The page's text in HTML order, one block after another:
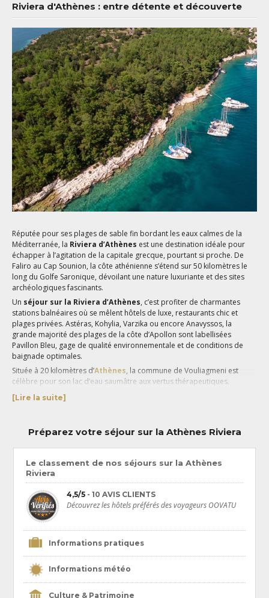
Riviera d'Athènes : entre détente et découverte
Réputée pour ses plages de sable fin bordant les eaux calmes de la
Méditerranée, la Riviera d’Athènes est une destination idéale pour
échapper à l’agitation de la capitale grecque, pourtant si proche. De
Faliro au Cap Sounion, la côte athénienne s’étend sur 50 kilomètres le
long du Golfe Saronique, dévoilant une nature luxuriante et des sites
archéologiques fascinants.
Un séjour sur la Riviera d’Athènes, c’est profiter de charmantes
stations balnéaires où se mêlent hôtels de luxe, restaurants chic et
plages privées. Astéras, Kohylia, Varzika ou encore Anavyssos, la
grande majorité des plages de la côte d’Apollon sont labellisées
Pavillon Bleu, gage de qualité environnementale et de conditions de
baignade optimales.
Située à 20 kilomètres d’Athènes, la commune de Vouliagmeni est
célèbre pour son lac d’eau saumâtre aux vertus thérapeutiques.
Entouré de hautes falaises rouges, ce petit bijou naturel attire de
nombreux visiteurs venant se baigner dans ses eaux chaudes, été
temple de Poséidon, l’un des principaux monuments historiques de
Grèce. Située à l’extrême sud de l’Attique, cette région est également
appréciée pour ses criques intimistes et ses tavernes traditionnelles à
l’atmosphère conviviale.
Les férus de shopping ne manqueront pas de faire une halte à Glyfada,
où se concentrent boutiques de luxe et centres commerciaux
modernes. Surnommée la Beverly Hills de la Grèce, c’est aussi un haut
lieu de la vie nocturne athénienne, avec ses bars et clubs branchés qui
raviront les fêtards.
Pour profiter pleinement de votreséjour sur la Riviera d’Athènes
contactez nos spécialistes Grèce et bénéficiez de leurs conseils et
bonnes adresses !
[Lire la suite]
Préparez votre séjour sur la Athènes Riviera
Le classement de nos séjours sur la Athènes
Riviera
4,5/5 - 10 AVIS CLIENTS
Découvrez les hôtels préférés des voyageurs OOVATU
Informations pratiques
Informations météo
Culture & Patrimoine